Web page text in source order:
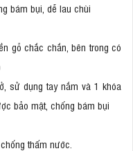
bám bụi, dễ lau chùi
gỗ chắc chắn, bên trong có
sử dụng tay nắm và 1 khóa
bảo mật, chống bám bụi
thấm nước.